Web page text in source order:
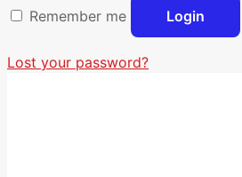
Remember me Login
Lost your password?